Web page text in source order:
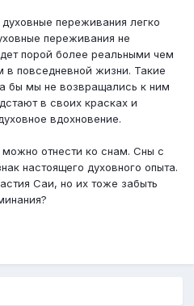
переживания легко
переживания не
порой более реальными чем
в повседневной жизни. Такие
бы мы не возвращались к ним
в своих красках и
вдохновение.
отнести ко снам. Сны с
настоящего духовного опыта.
Саи, но их тоже забыть